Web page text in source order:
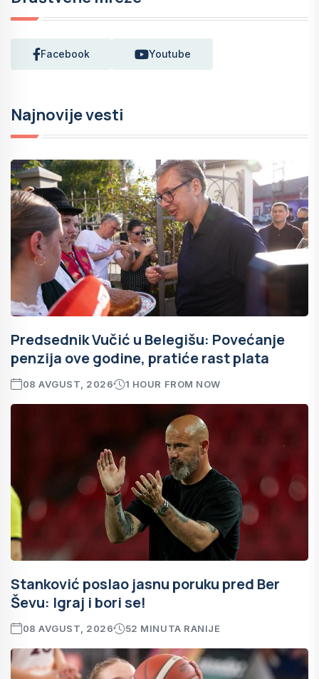
Facebook Youtube
Najnovije vesti
Predsednik Vučić u Belegišu: Povećanje
penzija ove godine, pratiće rast plata
08 AVGUST, 2026 1 HOUR FROM NOW
Stanković poslao jasnu poruku pred Ber
Ševu: Igraj i bori se!
08 AVGUST, 2026 52 MINUTA RANIJE